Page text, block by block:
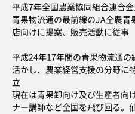
平成7年全国農業協同組合連合
青果物流通の最前線のJA全農
店向けに提案、販売活動に従事
平成24年17年間の青果物流通
活かし、農業経営支援の分野に
立
現在は青果卸向け及び生産者向
ナー講師など全国を飛び回る。